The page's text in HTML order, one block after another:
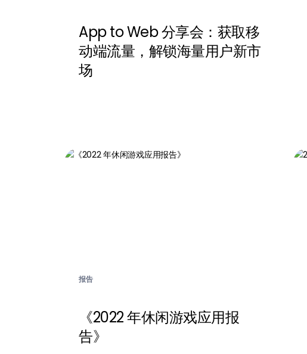
App to Web 分享会：获取移
动端流量，解锁海量用户新市
场
报告
《2022 年休闲游戏应用报
告》